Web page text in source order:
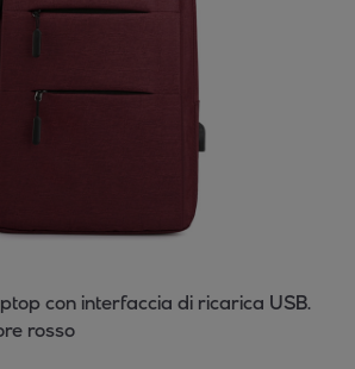
USB.
rosso